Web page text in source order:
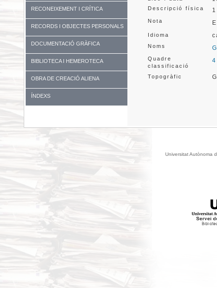
RECONEIXEMENT I CRÍTICA
RECORDS I OBJECTES PERSONALS
DOCUMENTACIÓ GRÀFICA
BIBLIOTECA I HEMEROTECA
OBRA DE CREACIÓ ALIENA
ÍNDEXS
Descripció física
Nota
Idioma
Noms
Quadre
classificació
Topogràfic
Universitat Autònoma